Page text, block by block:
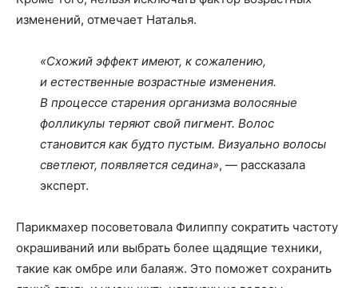
изменений, отмечает Наталья.
«Схожий эффект имеют, к сожалению,
и естественные возрастные изменения.
В процессе старения организма волосяные
фолликулы теряют свой пигмент. Волос
становится как будто пустым. Визуально волосы
светлеют, появляется седина», — рассказала
эксперт.
Парикмахер посоветовала Филиппу сократить частоту
окрашиваний или выбрать более щадящие техники,
такие как омбре или балаяж. Это поможет сохранить